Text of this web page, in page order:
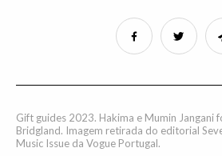
Gift guides 2023. Hakima e Mumin Jangani
Bridgland. Imagem retirada do editorial
Music Issue da Vogue Portugal.